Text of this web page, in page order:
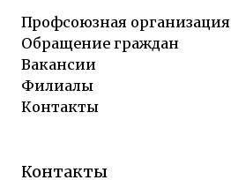
Профсоюзная организация
Обращение граждан
Вакансии
Филиалы
Контакты
Контакты